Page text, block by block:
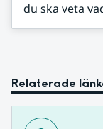
du ska veta
Relaterade